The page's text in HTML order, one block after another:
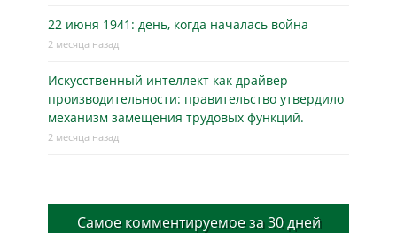
22 июня 1941: день, когда началась война
2 месяца назад
Искусственный интеллект как драйвер
производительности: правительство утвердило
механизм замещения трудовых функций.
2 месяца назад
Самое комментируемое за 30 дней